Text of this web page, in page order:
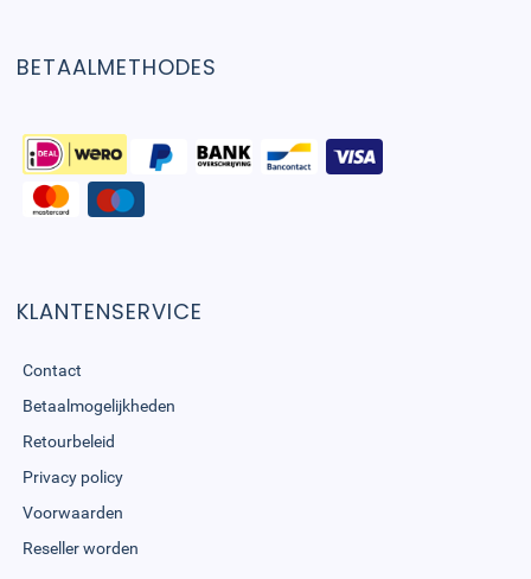
BETAALMETHODES
KLANTENSERVICE
Contact
Betaalmogelijkheden
Retourbeleid
Privacy policy
Voorwaarden
Reseller worden